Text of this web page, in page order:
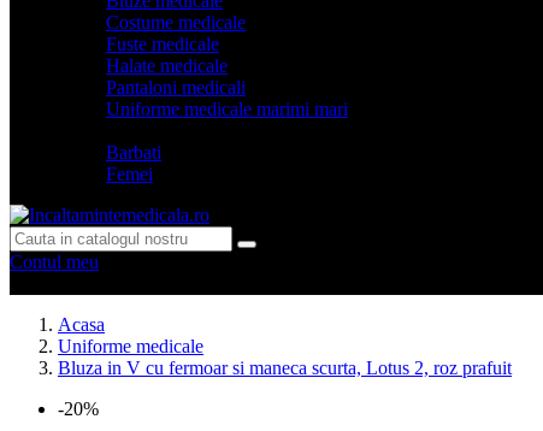
Costume medicale
Fuste medicale
Halate medicale
Pantaloni medicali
Uniforme medicale marimi mari
Barbati
Femei
Contul meu
Acasa
Uniforme medicale
Bluza in V cu fermoar si maneca scurta, Lotus 2, roz prafuit
-20%